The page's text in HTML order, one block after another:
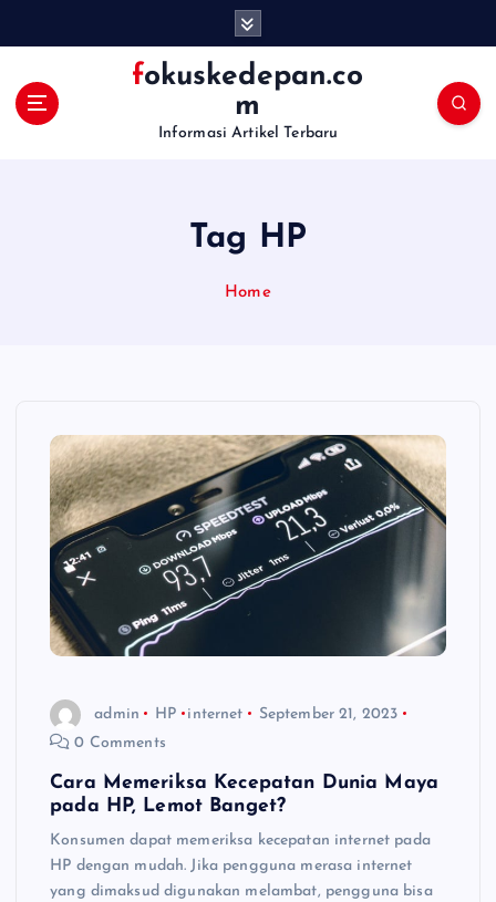
fokuskedepan.co
m
Informasi Artikel Terbaru
Tag HP
Home
admin HP internet
September 21, 2023
0 Comments
Cara Memeriksa Kecepatan Dunia Maya
pada HP, Lemot Banget?
Konsumen dapat memeriksa kecepatan internet pada
HP dengan mudah. Jika pengguna merasa internet
yang dimaksud digunakan melambat, pengguna bisa